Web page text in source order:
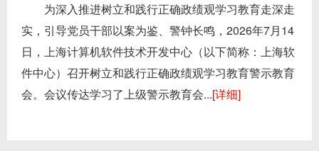
为深入推进树立和践行正确政绩观学习教育走深走
实，引导党员干部以案为鉴、警钟长鸣，2026年7月14
日，上海计算机软件技术开发中心（以下简称：上海软
件中心）召开树立和践行正确政绩观学习教育警示教育
会。会议传达学习了上级警示教育会...[详细]